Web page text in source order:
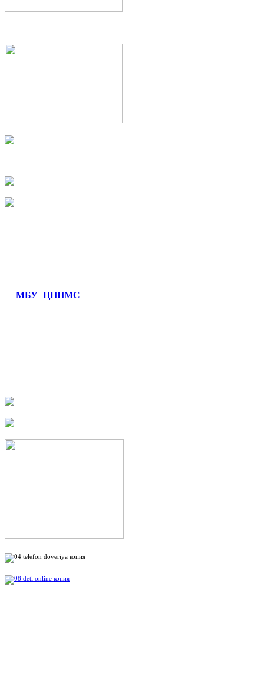
МБУ ЦППМС